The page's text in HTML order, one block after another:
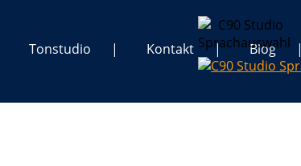
Tonstudio Kontakt Blog